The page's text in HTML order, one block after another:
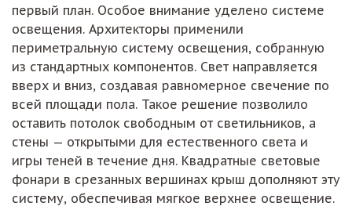
первый план. Особое внимание уделено системе
освещения. Архитекторы применили
периметральную систему освещения, собранную
из стандартных компонентов. Свет направляется
вверх и вниз, создавая равномерное свечение по
всей площади пола. Такое решение позволило
оставить потолок свободным от светильников, а
стены — открытыми для естественного света и
игры теней в течение дня. Квадратные световые
фонари в срезанных вершинах крыш дополняют эту
систему, обеспечивая мягкое верхнее освещение.